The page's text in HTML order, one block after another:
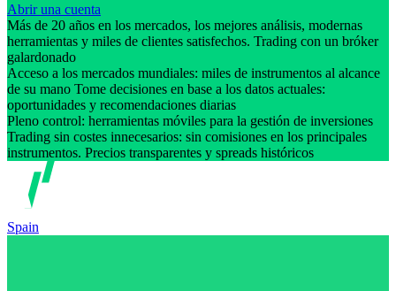
Abrir una cuenta
Más de 20 años en los mercados, los mejores análisis, modernas
herramientas y miles de clientes satisfechos. Trading con un bróker
galardonado
Acceso a los mercados mundiales: miles de instrumentos al alcance
de su mano Tome decisiones en base a los datos actuales:
oportunidades y recomendaciones diarias
Pleno control: herramientas móviles para la gestión de inversiones
Trading sin costes innecesarios: sin comisiones en los principales
instrumentos. Precios transparentes y spreads históricos
Spain